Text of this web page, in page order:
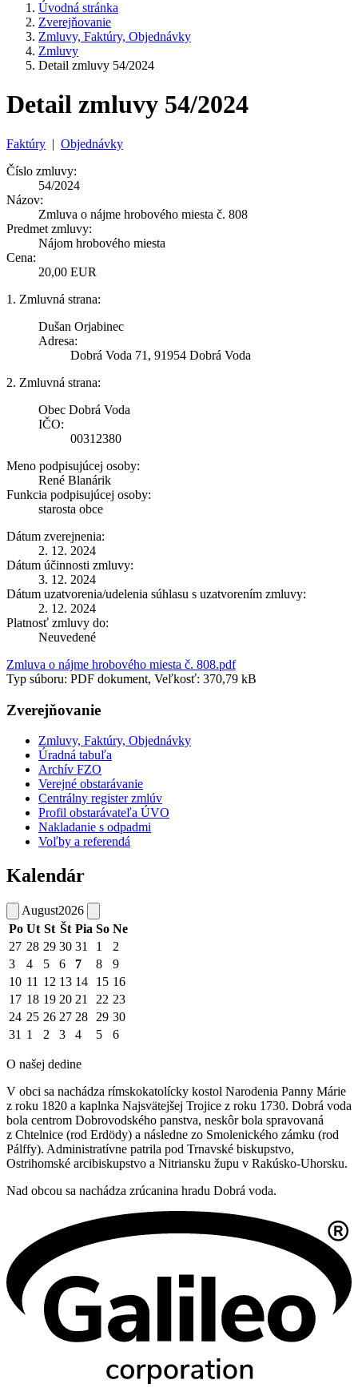
Úvodná stránka
Zverejňovanie
Zmluvy, Faktúry, Objednávky
Zmluvy
Detail zmluvy 54/2024
Detail zmluvy 54/2024
Faktúry | Objednávky
Číslo zmluvy:
54/2024
Názov:
Zmluva o nájme hrobového miesta č. 808
Predmet zmluvy:
Nájom hrobového miesta
Cena:
20,00 EUR
1. Zmluvná strana:
Dušan Orjabinec
Adresa:
Dobrá Voda 71, 91954 Dobrá Voda
2. Zmluvná strana:
Obec Dobrá Voda
IČO:
00312380
Meno podpisujúcej osoby:
René Blanárik
Funkcia podpisujúcej osoby:
starosta obce
Dátum zverejnenia:
2. 12. 2024
Dátum účinnosti zmluvy:
3. 12. 2024
Dátum uzatvorenia/udelenia súhlasu s uzatvorením zmluvy:
2. 12. 2024
Platnosť zmluvy do:
Neuvedené
Zmluva o nájme hrobového miesta č. 808.pdf
Typ súboru: PDF dokument, Veľkosť: 370,79 kB
Zverejňovanie
Zmluvy, Faktúry, Objednávky
Úradná tabuľa
Archív FZO
Verejné obstarávanie
Centrálny register zmlúv
Profil obstarávateľa ÚVO
Nakladanie s odpadmi
Voľby a referendá
Kalendár
August2026
Po Ut St Št Pia So Ne
27 28 29 30 31 1
2
3
4 5 6 7 8
9
10 11 12 13 14 15 16
17 18 19 20 21 22 23
24 25 26 27 28 29 30
31 1 2 3 4 5 6
O našej dedine
V obci sa nachádza rímskokatolícky kostol Narodenia Panny Márie
z roku 1820 a kaplnka Najsvätejšej Trojice z roku 1730. Dobrá voda
bola centrom Dobrovodského panstva, neskôr bola spravovaná
z Chtelnice (rod Erdödy) a následne zo Smolenického zámku (rod
Pálffy). Administratívne patrila pod Trnavské biskupstvo,
Ostrihomské arcibiskupstvo a Nitriansku župu v Rakúsko-Uhorsku.
Nad obcou sa nachádza zrúcanina hradu Dobrá voda.